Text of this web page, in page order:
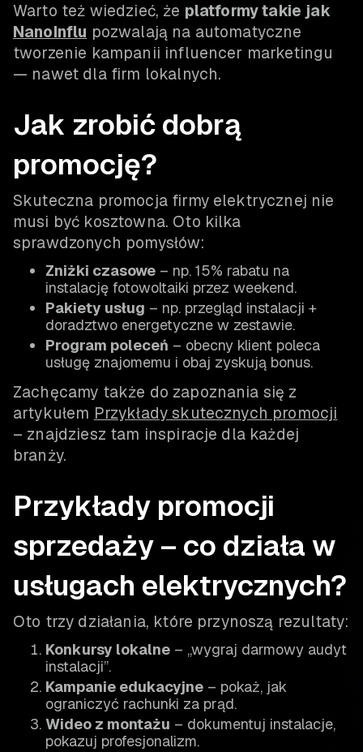
Warto też wiedzieć, że platformy takie jak
NanoInflu pozwalają na automatyczne
tworzenie kampanii influencer marketingu
— nawet dla firm lokalnych.
Jak zrobić dobrą
promocję?
Skuteczna promocja firmy elektrycznej nie
musi być kosztowna. Oto kilka
sprawdzonych pomysłów:
Zniżki czasowe – np. 15% rabatu na
instalację fotowoltaiki przez weekend.
Pakiety usług – np. przegląd instalacji +
doradztwo energetyczne w zestawie.
Program poleceń – obecny klient poleca
usługę znajomemu i obaj zyskują bonus.
Zachęcamy także do zapoznania się z
artykułem Przykłady skutecznych promocji
– znajdziesz tam inspiracje dla każdej
branży.
Przykłady promocji
sprzedaży – co działa w
usługach elektrycznych?
Oto trzy działania, które przynoszą rezultaty:
Konkursy lokalne – „wygraj darmowy audyt
instalacji”.
Kampanie edukacyjne – pokaż, jak
ograniczyć rachunki za prąd.
Wideo z montażu – dokumentuj instalacje,
pokazuj profesjonalizm.